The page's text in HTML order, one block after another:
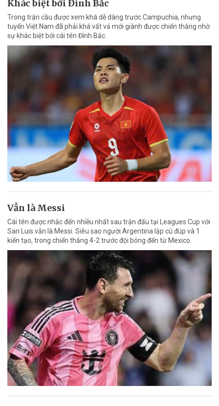
Khác biệt bởi Đình Bắc
Trong trận cầu được xem khá dễ dàng trước Campuchia, nhưng
tuyển Việt Nam đã phải khá vất vả mới giành được chiến thắng nhờ
sự khác biệt bởi cái tên Đình Bắc.
Vẫn là Messi
Cái tên được nhắc đến nhiều nhất sau trận đấu tại Leagues Cup với
San Luis vẫn là Messi. Siêu sao người Argentina lập cú đúp và 1
kiến tạo, trong chiến thắng 4-2 trước đội bóng đến từ Mexico.